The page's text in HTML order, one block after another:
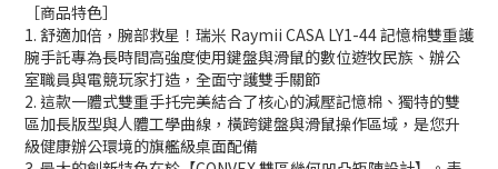
［商品特色］
1. 舒適加倍，腕部救星！瑞米 Raymii CASA LY1-44 記憶棉雙重護
腕手託專為長時間高強度使用鍵盤與滑鼠的數位遊牧民族、辦公
室職員與電競玩家打造，全面守護雙手關節
2. 這款一體式雙重手托完美結合了核心的減壓記憶棉、獨特的雙
區加長版型與人體工學曲線，橫跨鍵盤與滑鼠操作區域，是您升
級健康辦公環境的旗艦級桌面配備